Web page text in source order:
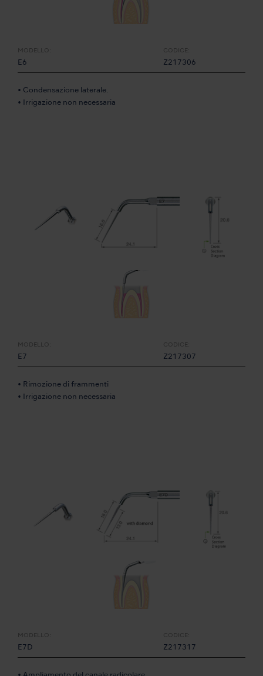
MODELLO:
E6
CODICE:
Z217306
• Condensazione laterale.
• Irrigazione non necessaria
MODELLO:
E7
CODICE:
Z217307
• Rimozione di frammenti
• Irrigazione non necessaria
MODELLO:
E7D
CODICE:
Z217317